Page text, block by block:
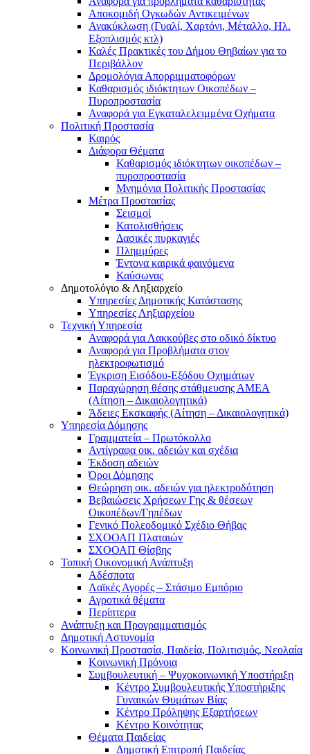
Αποκομιδή Ογκωδών Αντικειμένων
Ανακύκλωση (Γυαλί, Χαρτόνι, Μέταλλο, Ηλ.
Εξοπλισμός κτλ)
Καλές Πρακτικές του Δήμου Θηβαίων για το
Περιβάλλον
Δρομολόγια Απορριμματοφόρων
Καθαρισμός ιδιόκτητων Οικοπέδων –
Πυροπροστασία
Αναφορά για Εγκαταλελειμμένα Οχήματα
Πολιτική Προστασία
Καιρός
Διάφορα Θέματα
Καθαρισμός ιδιόκτητων οικοπέδων –
πυροπροστασία
Μνημόνια Πολιτικής Προστασίας
Μέτρα Προστασίας
Σεισμοί
Κατολισθήσεις
Δασικές πυρκαγιές
Πλημμύρες
Έντονα καιρικά φαινόμενα
Καύσωνας
Δημοτολόγιο & Ληξιαρχείο
Υπηρεσίες Δημοτικής Κατάστασης
Υπηρεσίες Ληξιαρχείου
Τεχνική Υπηρεσία
Αναφορά για Λακκούβες στο οδικό δίκτυο
Αναφορά για Προβλήματα στον
ηλεκτροφωτισμό
Έγκριση Εισόδου-Εξόδου Οχημάτων
Παραχώρηση θέσης στάθμευσης ΑΜΕΑ
(Αίτηση – Δικαιολογητικά)
Άδειες Εκσκαφής (Αίτηση – Δικαιολογητικά)
Υπηρεσία Δόμησης
Γραμματεία – Πρωτόκολλο
Αντίγραφα οικ. αδειών και σχέδια
Έκδοση αδειών
Όροι Δόμησης
Θεώρηση οικ. αδειών για ηλεκτροδότηση
Βεβαιώσεις Χρήσεων Γης & θέσεων
Οικοπέδων/Γηπέδων
Γενικό Πολεοδομικό Σχέδιο Θήβας
ΣΧΟΟΑΠ Πλαταιών
ΣΧΟΟΑΠ Θίσβης
Τοπική Οικονομική Ανάπτυξη
Αδέσποτα
Λαϊκές Αγορές – Στάσιμο Εμπόριο
Αγροτικά θέματα
Περίπτερα
Ανάπτυξη και Προγραμματισμός
Δημοτική Αστυνομία
Κοινωνική Προστασία, Παιδεία, Πολιτισμός, Νεολαία
Κοινωνική Πρόνοια
Συμβουλευτική – Ψυχοκοινωνική Υποστήριξη
Κέντρο Συμβουλευτικής Υποστήριξης
Γυναικών Θυμάτων Βίας
Κέντρο Πρόληψης Εξαρτήσεων
Κέντρο Κοινότητας
Θέματα Παιδείας
Δημοτική Επιτροπή Παιδείας